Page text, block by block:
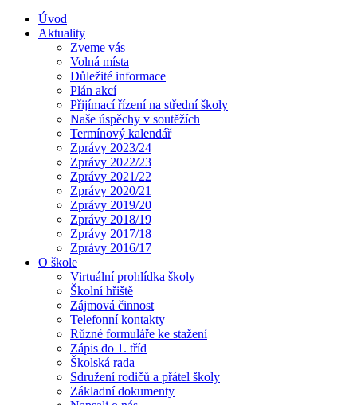
Úvod
Aktuality
Zveme vás
Volná místa
Důležité informace
Plán akcí
Přijímací řízení na střední školy
Naše úspěchy v soutěžích
Termínový kalendář
Zprávy 2023/24
Zprávy 2022/23
Zprávy 2021/22
Zprávy 2020/21
Zprávy 2019/20
Zprávy 2018/19
Zprávy 2017/18
Zprávy 2016/17
O škole
Virtuální prohlídka školy
Školní hřiště
Zájmová činnost
Telefonní kontakty
Různé formuláře ke stažení
Zápis do 1. tříd
Školská rada
Sdružení rodičů a přátel školy
Základní dokumenty